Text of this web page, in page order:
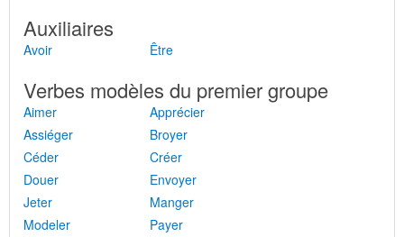
Auxiliaires
Avoir Être
Verbes modèles du premier groupe
Aimer
Apprécier
Assiéger
Broyer
Céder
Créer
Douer
Envoyer
Jeter
Manger
Modeler
Payer